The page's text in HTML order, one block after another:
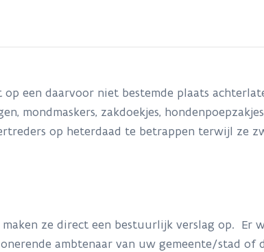
een daarvoor niet bestemde plaats
mondmaskers, zakdoekjes,
op heterdaad te betrappen terwijl ze
ze direct een bestuurlijk verslag op.
ambtenaar van uw gemeente/stad